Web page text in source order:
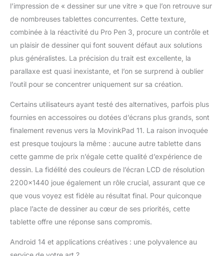
l’impression de « dessiner sur une vitre » que l’on retrouve sur
de nombreuses tablettes concurrentes. Cette texture,
combinée à la réactivité du Pro Pen 3, procure un contrôle et
un plaisir de dessiner qui font souvent défaut aux solutions
plus généralistes. La précision du trait est excellente, la
parallaxe est quasi inexistante, et l’on se surprend à oublier
l’outil pour se concentrer uniquement sur sa création.
Certains utilisateurs ayant testé des alternatives, parfois plus
fournies en accessoires ou dotées d’écrans plus grands, sont
finalement revenus vers la MovinkPad 11. La raison invoquée
est presque toujours la même : aucune autre tablette dans
cette gamme de prix n’égale cette qualité d’expérience de
dessin. La fidélité des couleurs de l’écran LCD de résolution
2200×1440 joue également un rôle crucial, assurant que ce
que vous voyez est fidèle au résultat final. Pour quiconque
place l’acte de dessiner au cœur de ses priorités, cette
tablette offre une réponse sans compromis.
Android 14 et applications créatives : une polyvalence au